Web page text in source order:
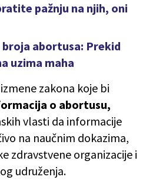
pažnju na njih, oni
abortusa: Prekid
uzima maha
zakona koje bi
o abortusu,
vlasti da informacije
na naučnim dokazima,
zdravstvene organizacije i
udruženja.